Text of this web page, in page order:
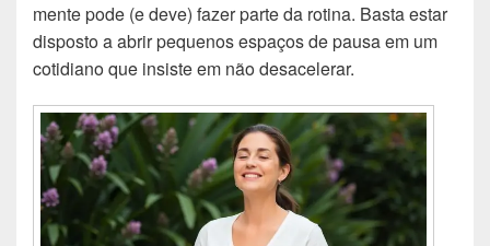
mente pode (e deve) fazer parte da rotina. Basta estar
disposto a abrir pequenos espaços de pausa em um
cotidiano que insiste em não desacelerar.